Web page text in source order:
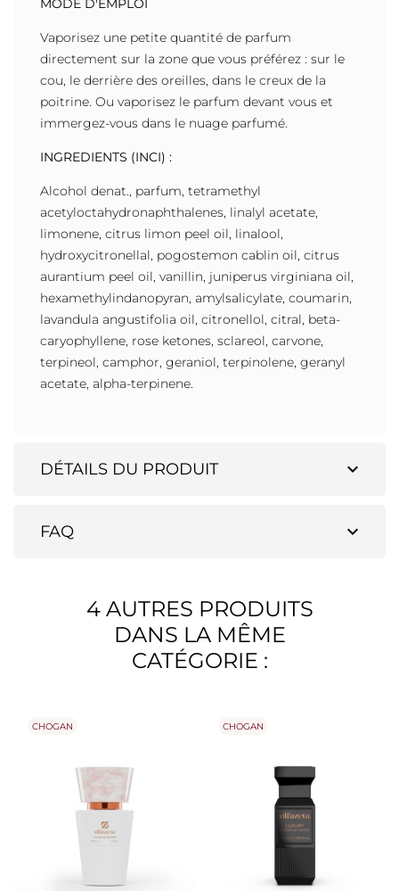
MODE D'EMPLOI
Vaporisez une petite quantité de parfum
directement sur la zone que vous préférez : sur le
cou, le derrière des oreilles, dans le creux de la
poitrine. Ou vaporisez le parfum devant vous et
immergez-vous dans le nuage parfumé.
INGREDIENTS (INCI) :
Alcohol denat., parfum, tetramethyl
acetyloctahydronaphthalenes, linalyl acetate,
limonene, citrus limon peel oil, linalool,
hydroxycitronellal, pogostemon cablin oil, citrus
aurantium peel oil, vanillin, juniperus virginiana oil,
hexamethylindanopyran, amylsalicylate, coumarin,
lavandula angustifolia oil, citronellol, citral, beta-
caryophyllene, rose ketones, sclareol, carvone,
terpineol, camphor, geraniol, terpinolene, geranyl
acetate, alpha-terpinene.
expand_more
DÉTAILS DU PRODUIT
expand_more
FAQ
4 AUTRES PRODUITS
DANS LA MÊME
CATÉGORIE :
CHOGAN CHOGAN